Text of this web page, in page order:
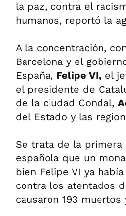
la paz, contra el
humanos, reportó la
A la concentración,
Barcelona y el
España, Felipe VI, el
el presidente de
de la ciudad Condal,
del Estado y las
Se trata de la
española que un
bien Felipe VI ya
contra los atentados
causaron 193 muertos